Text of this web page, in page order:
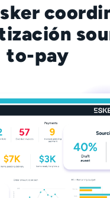
to-pay